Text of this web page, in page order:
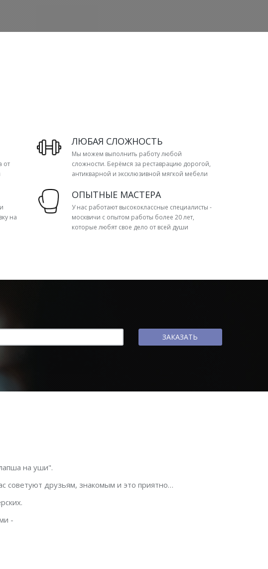
от
ЛЮБАЯ СЛОЖНОСТЬ
Мы можем выполнить работу любой
сложности. Берёмся за реставрацию дорогой,
антикварной и эксклюзивной мягкой мебели
на
ОПЫТНЫЕ МАСТЕРА
У нас работают высококлассные специалисты -
москвичи с опытом работы более 20 лет,
которые любят свое дело от всей души
на уши".
советуют друзьям, знакомым и это приятно…
-